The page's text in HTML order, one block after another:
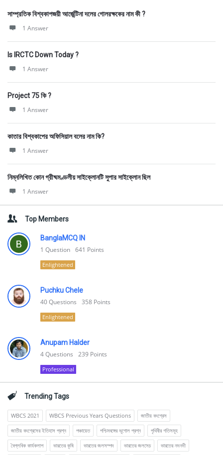
সাম্প্রতিক বিশ্বকাপজয়ী আর্জেন্টিনা দলের গোলরক্ষকের নাম কী ?
1 Answer
Is IRCTC Down Today ?
1 Answer
Project 75 কি ?
1 Answer
কাতার বিশ্বকাপের অফিসিয়াল বলের নাম কি?
1 Answer
নিম্নলিখিত কোন গ্রীষ্মমণ্ডলীয় সাইক্লোনটি সুপার সাইক্লোন ছিল
1 Answer
Top Members
BanglaMCQ IN
1 Question 641 Points
Enlightened
Puchku Chele
40Questions 358 Points
Enlightened
Anupam Halder
4Questions 239 Points
Professional
Trending Tags
WBCS 2021 WBCS Previous Years Questions
জাতীয় কংগ্রেস
জাতীয় কংগ্রেসের ইতিহাস প্রশ্ন
পঞ্চায়েত পশ্চিমবঙ্গের ভূগোল প্রশ্ন
পৃথিবীর গতিসমূহ
বৈপ্লবিক কার্যকলাপ
ভারতের কৃষি ভারতের জলসম্পদ ভারতের জলসেচ
ভারতের নদনদী